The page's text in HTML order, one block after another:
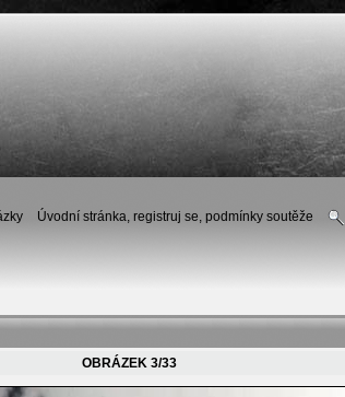
Úvodní stránka, registruj se, podmínky soutěže
OBRÁZEK 3/33